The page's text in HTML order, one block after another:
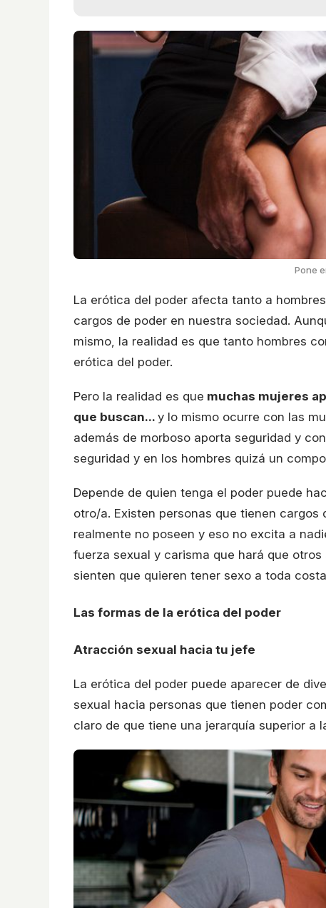
Pone
La erótica del poder afecta tanto a
cargos de poder en nuestra sociedad.
mismo, la realidad es que tanto hombres
erótica del poder.
Pero la realidad es que muchas mujeres
que buscan... y lo mismo ocurre con las
además de morboso aporta seguridad y
seguridad y en los hombres quizá un
Depende de quien tenga el poder puede
otro/a. Existen personas que tienen
realmente no poseen y eso no excita a
fuerza sexual y carisma que hará que
sienten que quieren tener sexo a toda
Las formas de la erótica del poder
Atracción sexual hacia tu jefe
La erótica del poder puede aparecer de
sexual hacia personas que tienen poder
claro de que tiene una jerarquía superior a